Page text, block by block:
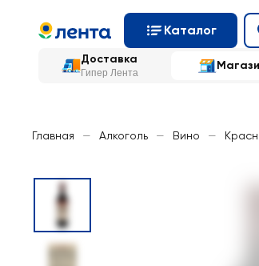
Каталог
Доставка
Гипер Лента
Главная — Алкоголь — Вино —